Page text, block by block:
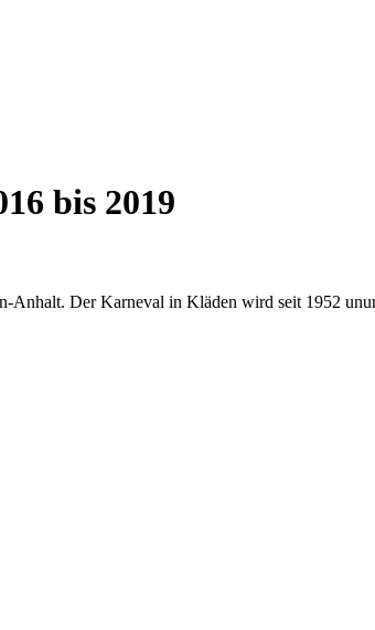
bis 2019
Anhalt. Der Karneval in Kläden wird seit 1952